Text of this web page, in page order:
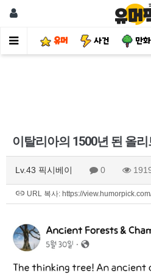
유머 사건 만화
이탈리아의 1500년 된 올
Lv.43 픽시베이 0
URL 복사: https://